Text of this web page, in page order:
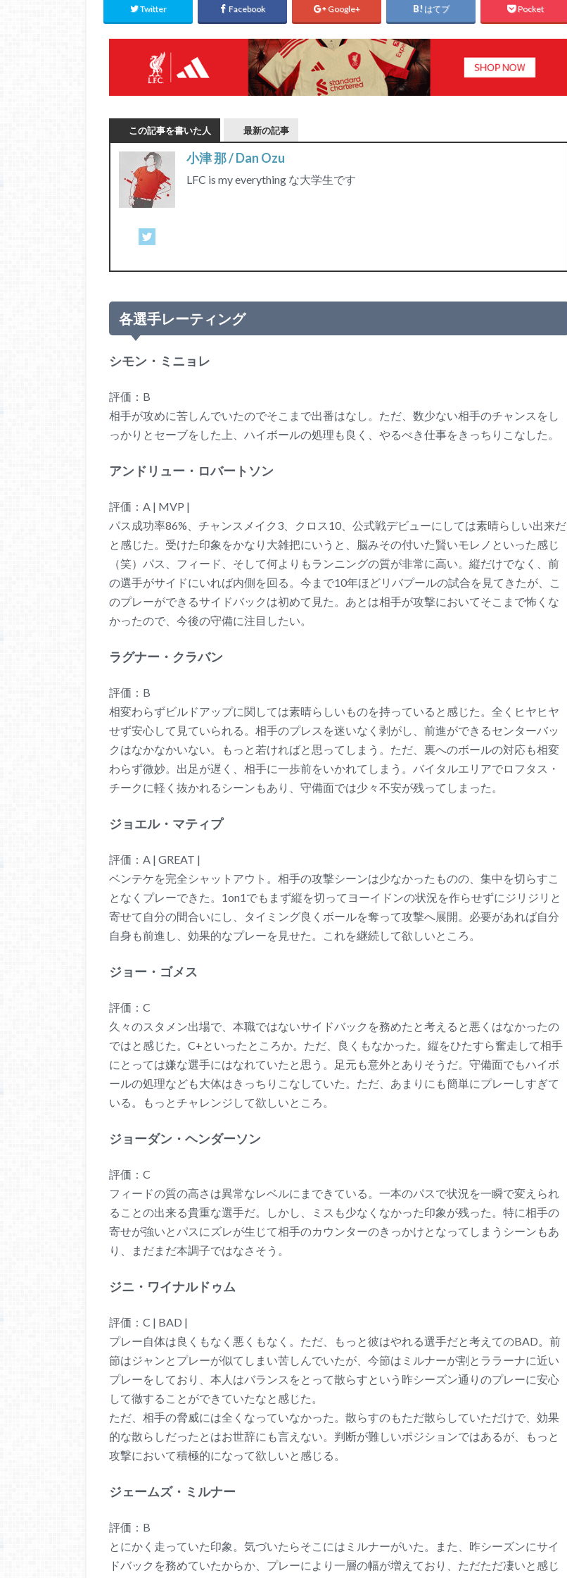
Twitter Facebook Google+ はてブ Pocket
この記事を書いた人 最新の記事
小津 那 / Dan Ozu
LFC is my everything な大学生です
各選手レーティング
シモン・ミニョレ
評価：B
相手が攻めに苦しんでいたのでそこまで出番はなし。ただ、数少ない相手のチャンスをし
っかりとセーブをした上、ハイボールの処理も良く、やるべき仕事をきっちりこなした。
アンドリュー・ロバートソン
評価：A | MVP |
パス成功率86%、チャンスメイク3、クロス10、公式戦デビューにしては素晴らしい出来だ
と感じた。受けた印象をかなり大雑把にいうと、脳みその付いた賢いモレノといった感じ
（笑）パス、フィード、そして何よりもランニングの質が非常に高い。縦だけでなく、前
の選手がサイドにいれば内側を回る。今まで10年ほどリバプールの試合を見てきたが、こ
のプレーができるサイドバックは初めて見た。あとは相手が攻撃においてそこまで怖くな
かったので、今後の守備に注目したい。
ラグナー・クラバン
評価：B
相変わらずビルドアップに関しては素晴らしいものを持っていると感じた。全くヒヤヒヤ
せず安心して見ていられる。相手のプレスを迷いなく剥がし、前進ができるセンターバッ
クはなかなかいない。もっと若ければと思ってしまう。ただ、裏へのボールの対応も相変
わらず微妙。出足が遅く、相手に一歩前をいかれてしまう。バイタルエリアでロフタス・
チークに軽く抜かれるシーンもあり、守備面では少々不安が残ってしまった。
ジョエル・マティプ
評価：A | GREAT |
ベンテケを完全シャットアウト。相手の攻撃シーンは少なかったものの、集中を切らすこ
となくプレーできた。1on1でもまず縦を切ってヨーイドンの状況を作らせずにジリジリと
寄せて自分の間合いにし、タイミング良くボールを奪って攻撃へ展開。必要があれば自分
自身も前進し、効果的なプレーを見せた。これを継続して欲しいところ。
ジョー・ゴメス
評価：C
久々のスタメン出場で、本職ではないサイドバックを務めたと考えると悪くはなかったの
ではと感じた。C+といったところか。ただ、良くもなかった。縦をひたすら奮走して相手
にとっては嫌な選手にはなれていたと思う。足元も意外とありそうだ。守備面でもハイボ
ールの処理なども大体はきっちりこなしていた。ただ、あまりにも簡単にプレーしすぎて
いる。もっとチャレンジして欲しいところ。
ジョーダン・ヘンダーソン
評価：C
フィードの質の高さは異常なレベルにまできている。一本のパスで状況を一瞬で変えられ
ることの出来る貴重な選手だ。しかし、ミスも少なくなかった印象が残った。特に相手の
寄せが強いとパスにズレが生じて相手のカウンターのきっかけとなってしまうシーンもあ
り、まだまだ本調子ではなさそう。
ジニ・ワイナルドゥム
評価：C | BAD |
プレー自体は良くもなく悪くもなく。ただ、もっと彼はやれる選手だと考えてのBAD。前
節はジャンとプレーが似てしまい苦しんでいたが、今節はミルナーが割とララーナに近い
プレーをしており、本人はバランスをとって散らすという昨シーズン通りのプレーに安心
して徹することができていたなと感じた。
ただ、相手の脅威には全くなっていなかった。散らすのもただ散らしていただけで、効果
的な散らしだったとはお世辞にも言えない。判断が難しいポジションではあるが、もっと
攻撃において積極的になって欲しいと感じる。
ジェームズ・ミルナー
評価：B
とにかく走っていた印象。気づいたらそこにはミルナーがいた。また、昨シーズンにサイ
ドバックを務めていたからか、プレーにより一層の幅が増えており、ただただ凄いと感じ